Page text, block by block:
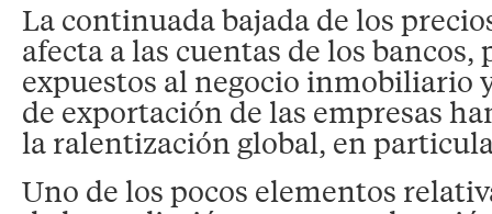
La continuada bajada de los
afecta a las cuentas de los
expuestos al negocio inmobiliario
de exportación de las empresas
la ralentización global, en
Uno de los pocos elementos